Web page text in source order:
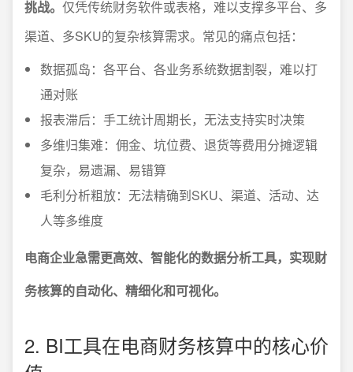
挑战。 仅凭传统财务软件或表格，难以支撑多平台、多
渠道、多SKU的复杂核算需求。常见的痛点包括：
数据孤岛：各平台、各业务系统数据割裂，难以打
通对账
报表滞后：手工统计周期长，无法支持实时决策
多维归集难：佣金、坑位费、退货等费用分摊逻辑
复杂，易遗漏、易错算
毛利分析粗放：无法精确到SKU、渠道、活动、达
人等多维度
电商企业急需更高效、智能化的数据分析工具，实现财
务核算的自动化、精细化和可视化。
2. BI工具在电商财务核算中的核心价